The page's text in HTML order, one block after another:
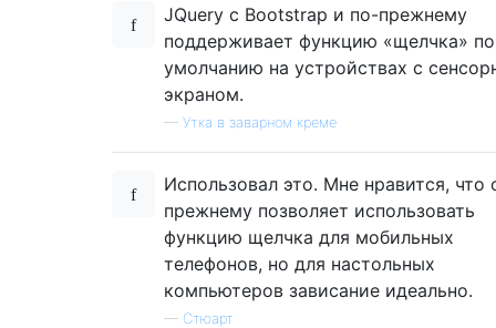
JQuery с Bootstrap и по-прежнему
поддерживает функцию «щелчка» по
умолчанию на устройствах с
экраном.
— Утка в заварном креме
Использовал это. Мне нравится, что
прежнему позволяет использовать
функцию щелчка для мобильных
телефонов, но для настольных
компьютеров зависание идеально.
— Стюарт